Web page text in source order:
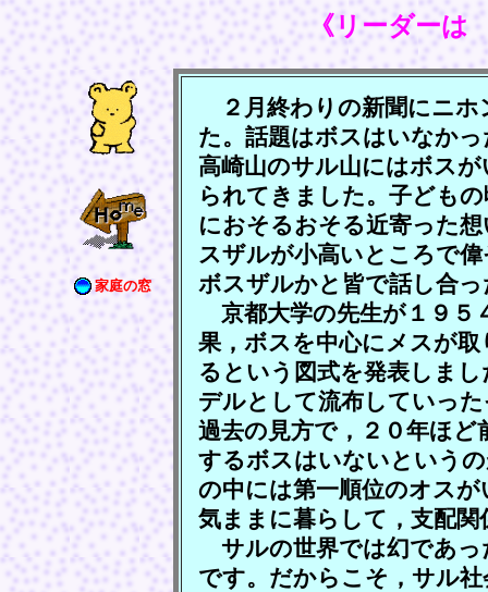
《リーダー
家庭の窓
２月終わりの新聞にニホ
た。話題はボスはいなか
高崎山のサル山にはボス
られてきました。子ども
におそるおそる近寄った
スザルが小高いところで
ボスザルかと皆で話し合
京都大学の先生が１９５
果，ボスを中心にメスが
るという図式を発表しま
デルとして流布していっ
過去の見方で，２０年ほ
するボスはいないという
の中には第一順位のオス
気ままに暮らして，支配
サルの世界では幻であっ
です。だからこそ，サル